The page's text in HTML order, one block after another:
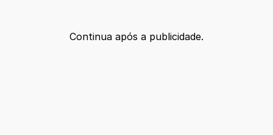
Continua após a publicidade.